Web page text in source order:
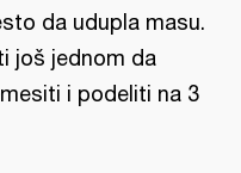
da udupla masu.
još jednom da
i podeliti na 3